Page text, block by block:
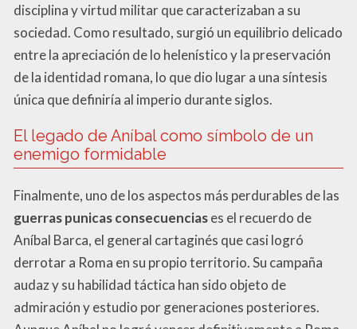
disciplina y virtud militar que caracterizaban a su
sociedad. Como resultado, surgió un equilibrio delicado
entre la apreciación de lo helenístico y la preservación
de la identidad romana, lo que dio lugar a una síntesis
única que definiría al imperio durante siglos.
El legado de Aníbal como símbolo de un
enemigo formidable
Finalmente, uno de los aspectos más perdurables de las
guerras punicas consecuenciases el recuerdo de
Aníbal Barca, el general cartaginés que casi logró
derrotar a Roma en su propio territorio. Su campaña
audaz y su habilidad táctica han sido objeto de
admiración y estudio por generaciones posteriores.